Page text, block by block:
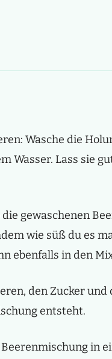
Wasche die
Wasser. Lass sie
gewaschenen
wie süß du es
ebenfalls in den
den Zucker
entsteht.
in